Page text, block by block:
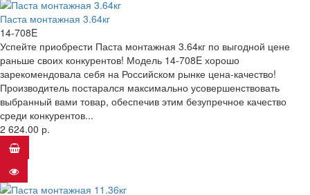
Паста монтажная 3.64кг
14-708E
Успейте приобрести Паста монтажная 3.64кг по выгодной цене
раньше своих конкурентов! Модель 14-708E хорошо
зарекомендовала себя на Российском рынке цена-качество!
Производитель постарался максимально усовершенствовать
выбранный вами товар, обеспечив этим безупречное качество
среди конкурентов...
2 624.00 р.